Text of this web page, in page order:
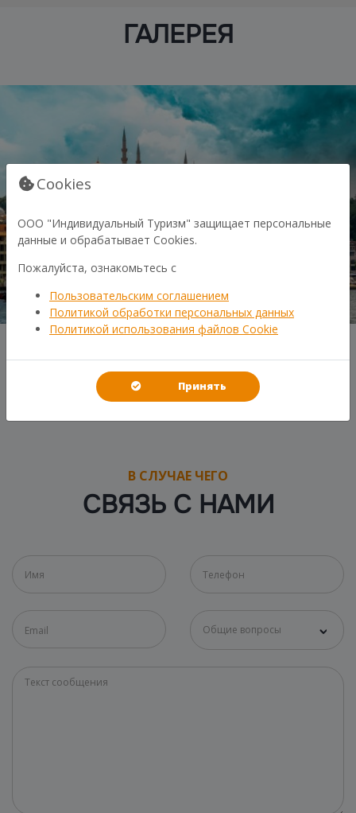
ГАЛЕРЕЯ
В СЛУЧАЕ ЧЕГО
СВЯЗЬ С НАМИ
Общие вопросы
Cookies
ООО "Индивидуальный Туризм" защищает персональные
данные и обрабатывает Cookies.
Пожалуйста, ознакомьтесь с
Пользовательским соглашением
Политикой обработки персональных данных
Политикой использования файлов Cookie
Принять